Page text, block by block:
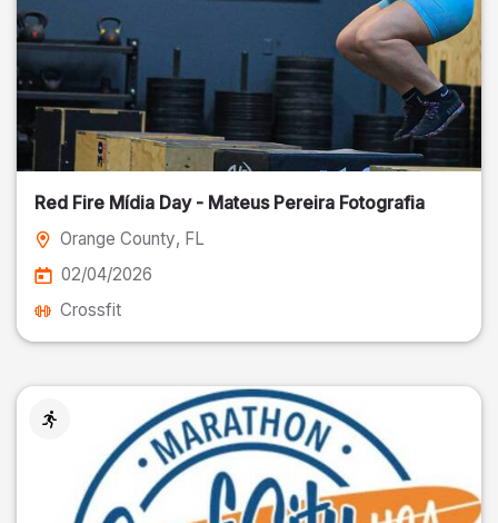
Red Fire Mídia Day - Mateus Pereira Fotografia
Orange County, FL
02/04/2026
Crossfit